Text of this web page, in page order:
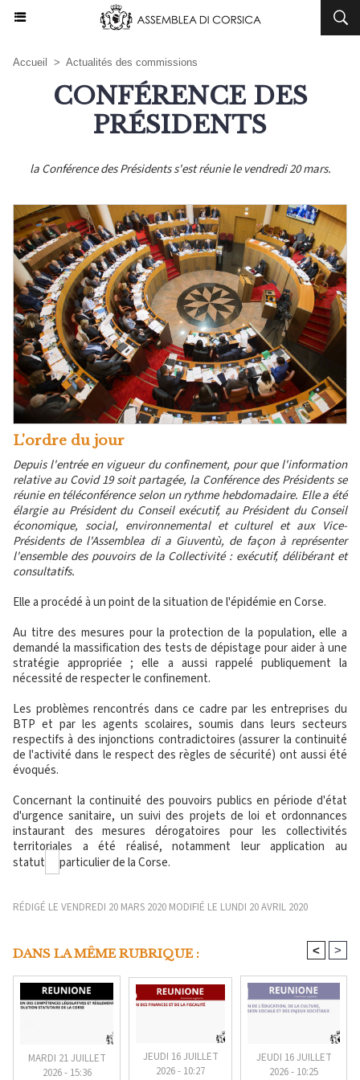
Accueil > Actualités des commissions
CONFÉRENCE DES
PRÉSIDENTS
la Conférence des Présidents s'est réunie le vendredi 20 mars.
L'ordre du jour
Depuis l'entrée en vigueur du confinement, pour que l'information
relative au Covid 19 soit partagée, la Conférence des Présidents se
réunie en téléconférence selon un rythme hebdomadaire. Elle a été
élargie au Président du Conseil exécutif, au Président du Conseil
économique, social, environnemental et culturel et aux Vice-
Présidents de l'Assemblea di a Giuventù, de façon à représenter
l'ensemble des pouvoirs de la Collectivité : exécutif, délibérant et
consultatifs.
Elle a procédé à un point de la situation de l'épidémie en Corse.
Au titre des mesures pour la protection de la population, elle a
demandé la massification des tests de dépistage pour aider à une
stratégie appropriée ; elle a aussi rappelé publiquement la
nécessité de respecter le confinement.
Les problèmes rencontrés dans ce cadre par les entreprises du
BTP et par les agents scolaires, soumis dans leurs secteurs
respectifs à des injonctions contradictoires (assurer la continuité
de l'activité dans le respect des règles de sécurité) ont aussi été
évoqués.
Concernant la continuité des pouvoirs publics en période d'état
d'urgence sanitaire, un suivi des projets de loi et ordonnances
instaurant des mesures dérogatoires pour les collectivités
territoriales a été réalisé, notamment leur application au
statut
particulier de la Corse.
RÉDIGÉ LE VENDREDI 20 MARS 2020 MODIFIÉ LE LUNDI 20 AVRIL 2020
DANS LA MÊME RUBRIQUE : < >
MARDI 21 JUILLET
2026 - 15:36
JEUDI 16 JUILLET
2026 - 10:27
JEUDI 16 JUILLET
2026 - 10:25